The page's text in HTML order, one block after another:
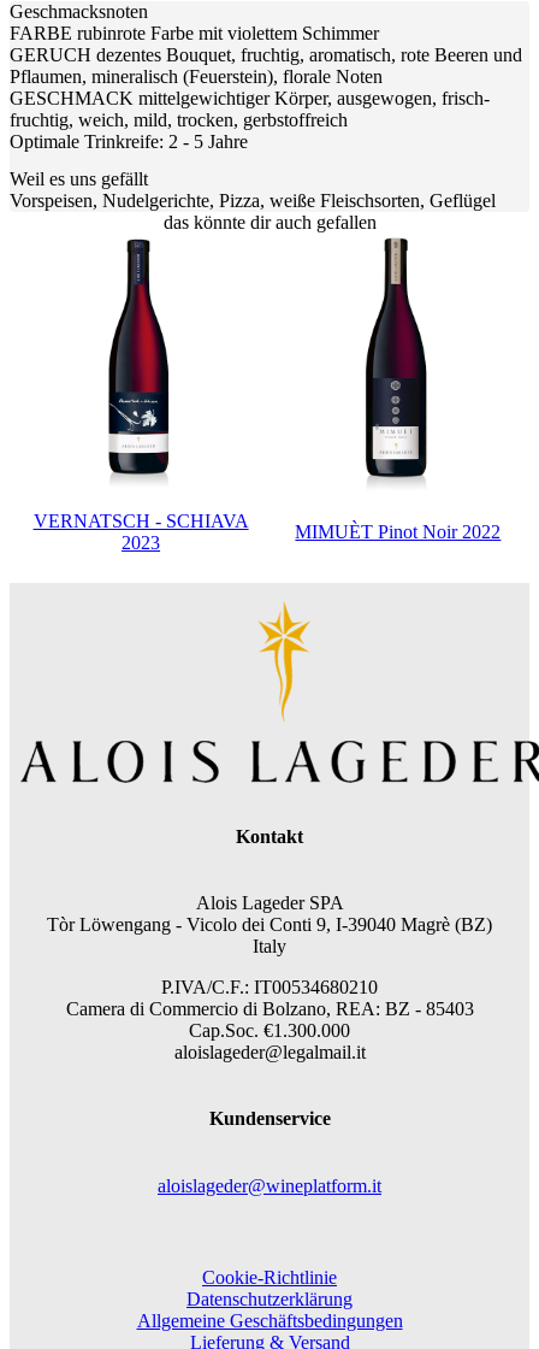
Geschmacksnoten
FARBE rubinrote Farbe mit violettem Schimmer
GERUCH dezentes Bouquet, fruchtig, aromatisch, rote Beeren und
Pflaumen, mineralisch (Feuerstein), florale Noten
GESCHMACK mittelgewichtiger Körper, ausgewogen, frisch-
fruchtig, weich, mild, trocken, gerbstoffreich
Optimale Trinkreife: 2 - 5 Jahre
Weil es uns gefällt
Vorspeisen, Nudelgerichte, Pizza, weiße Fleischsorten, Geflügel
das könnte dir auch gefallen
VERNATSCH - SCHIAVA
2023
MIMUÈT Pinot Noir 2022
Kontakt
Alois Lageder SPA
Tòr Löwengang - Vicolo dei Conti 9, I-39040 Magrè (BZ)
Italy
P.IVA/C.F.: IT00534680210
Camera di Commercio di Bolzano, REA: BZ - 85403
Cap.Soc. €1.300.000
aloislageder@legalmail.it
Kundenservice
aloislageder@wineplatform.it
Cookie-Richtlinie
Datenschutzerklärung
Allgemeine Geschäftsbedingungen
Lieferung & Versand